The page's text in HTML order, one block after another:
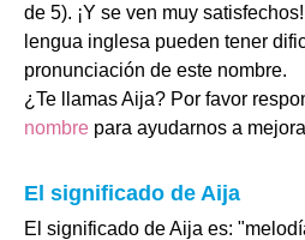
de 5). ¡Y se ven muy
lengua inglesa pueden tener
pronunciación de este nombre.
¿Te llamas Aija? Por favor
nombre para ayudarnos a
El significado de Aija
El significado de Aija es: